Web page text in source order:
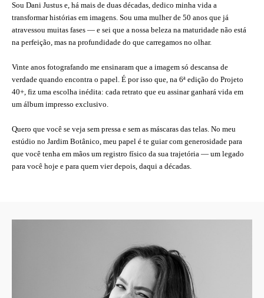
Sou Dani Justus e, há mais de duas décadas, dedico minha vida a
transformar histórias em imagens. Sou uma mulher de 50 anos que já
atravessou muitas fases — e sei que a nossa beleza na maturidade não está
na perfeição, mas na profundidade do que carregamos no olhar.
Vinte anos fotografando me ensinaram que a imagem só descansa de
verdade quando encontra o papel. É por isso que, na 6ª edição do Projeto
40+, fiz uma escolha inédita: cada retrato que eu assinar ganhará vida em
um álbum impresso exclusivo.
Quero que você se veja sem pressa e sem as máscaras das telas. No meu
estúdio no Jardim Botânico, meu papel é te guiar com generosidade para
que você tenha em mãos um registro físico da sua trajetória — um legado
para você hoje e para quem vier depois, daqui a décadas.